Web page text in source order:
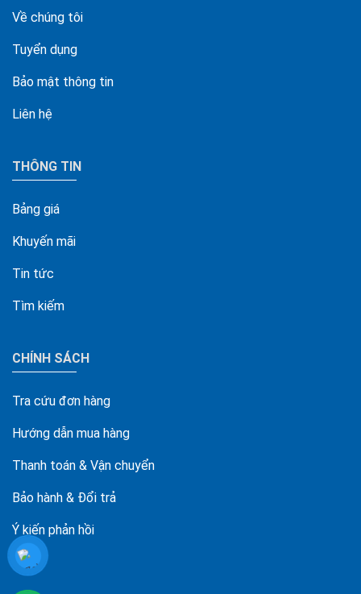
Về chúng tôi
Tuyển dụng
Bảo mật thông tin
Liên hệ
THÔNG TIN
Bảng giá
Khuyến mãi
Tin tức
Tìm kiếm
CHÍNH SÁCH
Tra cứu đơn hàng
Hướng dẫn mua hàng
Thanh toán & Vận chuyển
Bảo hành & Đổi trả
Ý kiến phản hồi